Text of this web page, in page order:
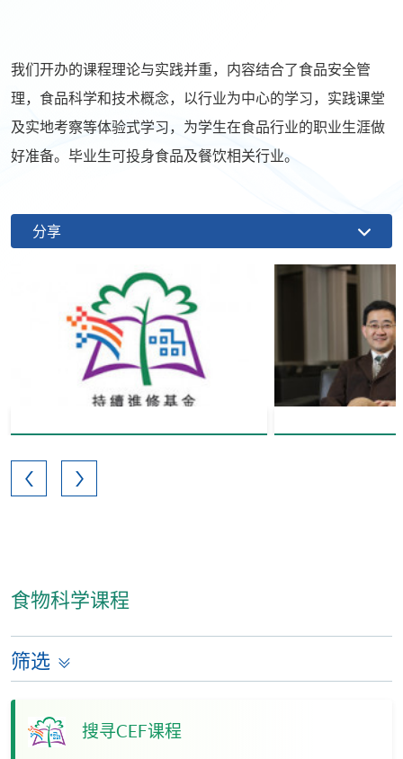
我们开办的课程理论与实践并重，内容结合了食品安全管
理，食品科学和技术概念，以行业为中心的学习，实践课堂
及实地考察等体验式学习，为学生在食品行业的职业生涯做
好准备。毕业生可投身食品及餐饮相关行业。
分享
食物科学课程
筛选
搜寻CEF课程